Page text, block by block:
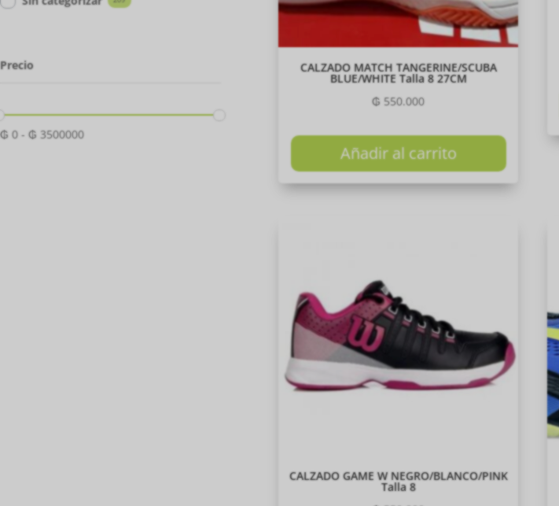
Precio
₲ 0 - ₲ 3500000
CALZADO MATCH TANGERINE/SCUBA
BLUE/WHITE Talla 8 27CM
₲ 550.000
Añadir al carrito
CALZADO GAME W NEGRO/BLANCO/PINK
Talla 8